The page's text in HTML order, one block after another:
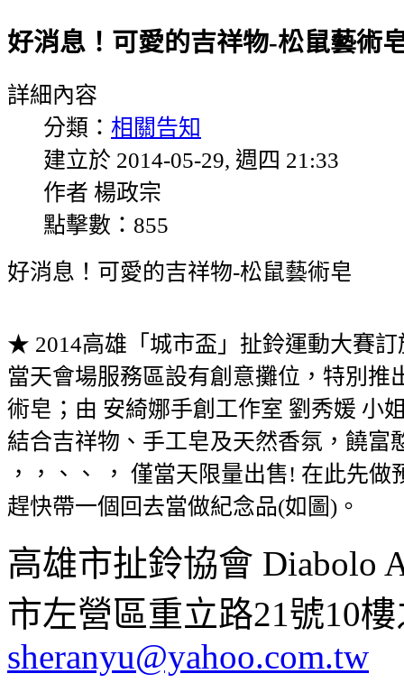
好消息！可愛的吉祥物-松鼠藝術
詳細內容
分類： 相關告知
建立於 2014-05-29, 週四 21:33
作者 楊政宗
點擊數：855
好消息！可愛的吉祥物-松鼠藝術皂
★ 2014高雄「城市盃」扯鈴運動大賽訂
當天會場服務區設有創意攤位，特別推
術皂；由 安綺娜手創工作室 劉秀媛 小
結合吉祥物、手工皂及天然香氛，饒富
，，、、 ， 僅當天限量出售! 在此先做
趕快帶一個回去當做紀念品(如圖)。
高雄市扯鈴協會 Diabolo
市左營區重立路21號10
sheranyu@yahoo.com.tw